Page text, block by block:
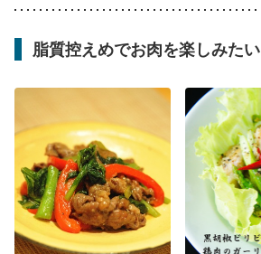
脂質控えめでお肉を楽しみたい